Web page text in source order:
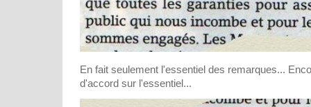
En fait seulement l'essentiel des remarques...
d'accord sur l'essentiel...